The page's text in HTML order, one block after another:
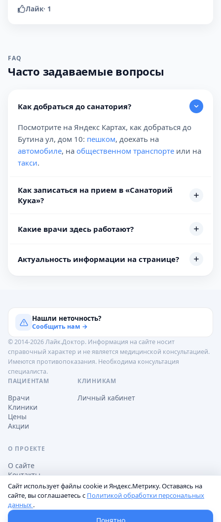
Лайк· 1
FAQ
Часто задаваемые вопросы
Как добраться до санатория?
Посмотрите на Яндекс Картах, как добраться до
Бутина ул, дом 10: пешком, доехать на
автомобиле, на общественном транспорте или на
такси.
Как записаться на прием в «Санаторий
Кука»?
Какие врачи здесь работают?
Актуальность информации на странице?
Нашли неточность?
Сообщить нам →
© 2014-2026 Лайк.Доктор. Информация на сайте носит
справочный характер и не является медицинской консультацией.
Имеются противопоказания. Необходима консультация
специалиста.
ПАЦИЕНТАМ
Врачи
Клиники
Цены
Акции
КЛИНИКАМ
Личный кабинет
О ПРОЕКТЕ
О сайте
Контакты
Обработка персональных данных
Пользовательское соглашениеНастройки cookie
Сайт использует файлы cookie и Яндекс.Метрику. Оставаясь на
сайте, вы соглашаетесь с Политикой обработки персональных
данных .